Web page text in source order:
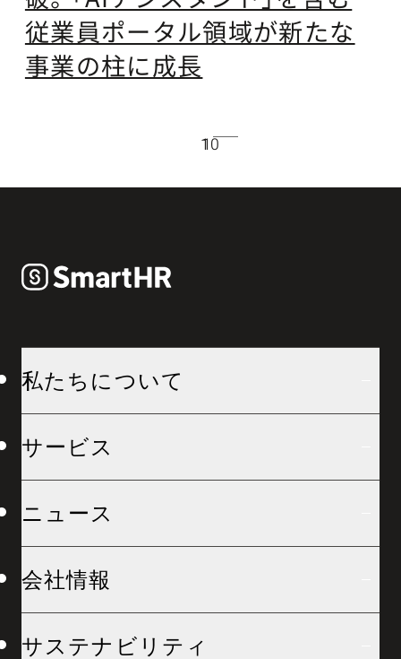
従業員ポータル領域が新たな
事業の柱に成長
1
10
私たちについて
サービス
ニュース
会社情報
サステナビリティ